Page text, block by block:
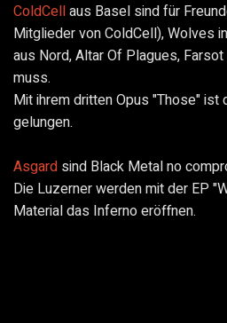
ColdCellaus Basel sind für
Mitglieder von ColdCell), Wolves
aus Nord, Altar Of Plagues,
muss.
Mit ihrem dritten Opus "Those" ist
gelungen.
Asgard sind Black Metal no
Die Luzerner werden mit der EP
Material das Inferno eröffnen.